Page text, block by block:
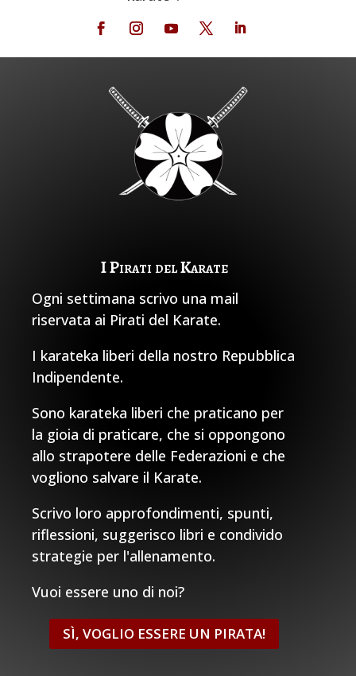
I Pirati del Karate
Ogni settimana scrivo una mail
riservata ai Pirati del Karate.
I karateka liberi della nostro Repubblica
Indipendente.
Sono karateka liberi che praticano per
la gioia di praticare, che si oppongono
allo strapotere delle Federazioni e che
vogliono salvare il Karate.
Scrivo loro approfondimenti, spunti,
riflessioni, suggerisco libri e condivido
strategie per l'allenamento.
Vuoi essere uno di noi?
SÌ, VOGLIO ESSERE UN PIRATA!